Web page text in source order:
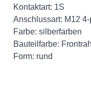
Kontaktart: 1S
Anschlussart: M12 4-
Farbe: silberfarben
Bauteilfarbe:
Form: rund